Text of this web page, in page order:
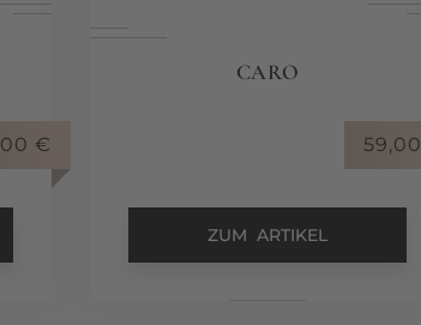
€
CARO
59,00
ZUM ARTIKEL